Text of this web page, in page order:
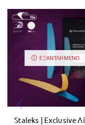
ΕΞΑΝΤΛΗΜΈΝΟ
Staleks | Exclusive